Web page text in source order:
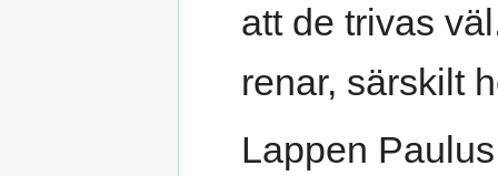
att de trivas
renar, särskilt
Lappen